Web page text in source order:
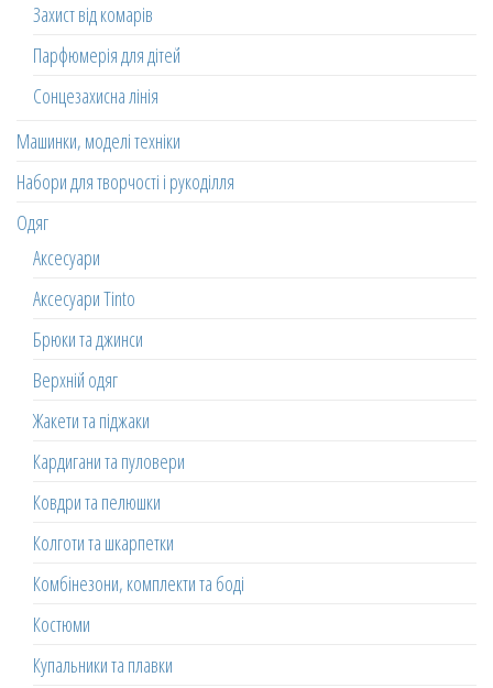
Захист від комарів
Парфюмерія для дітей
Сонцезахисна лінія
Машинки, моделі техніки
Набори для творчості і рукоділля
Одяг
Аксесуари
Аксесуари Tinto
Брюки та джинси
Верхній одяг
Жакети та піджаки
Кардигани та пуловери
Ковдри та пелюшки
Колготи та шкарпетки
Комбінезони, комплекти та боді
Костюми
Купальники та плавки